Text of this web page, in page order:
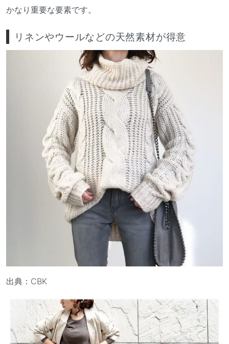
かなり重要な要素です。
リネンやウールなどの天然素材が得意
出典：CBK